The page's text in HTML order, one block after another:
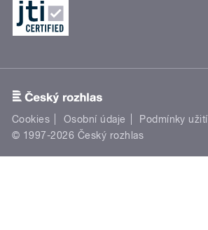
Cookies Osobní údaje Podmínky užití
© 1997-2026 Český rozhlas